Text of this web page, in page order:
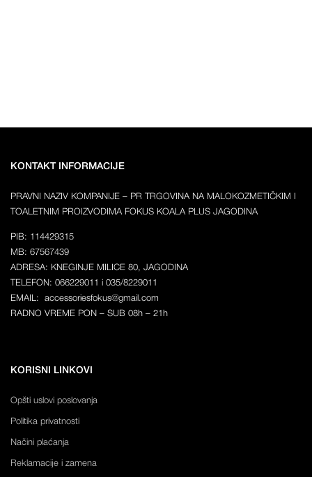
KONTAKT INFORMACIJE
PRAVNI NAZIV KOMPANIJE – PR TRGOVINA NA MALOKOZMETIČKIM I
TOALETNIM PROIZVODIMA FOKUS KOALA PLUS JAGODINA
PIB: 114429315
MB: 67567439
ADRESA: KNEGINJE MILICE 80, JAGODINA
TELEFON: 066229011 i 035/8229011
EMAIL: accessoriesfokus@gmail.com
RADNO VREME PON – SUB 08h – 21h
KORISNI LINKOVI
Opšti uslovi poslovanja
Politika privatnosti
Načini plaćanja
Reklamacije i zamena